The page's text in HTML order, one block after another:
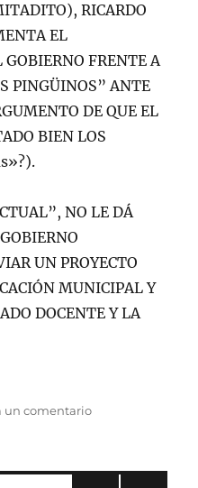
RICARDO
EL
FRENTE A
PINGÜINOS” ANTE
DE QUE EL
BIEN LOS
NO LE DÁ
UN PROYECTO
MUNICIPAL Y
DOCENTE Y LA
un comentarioen